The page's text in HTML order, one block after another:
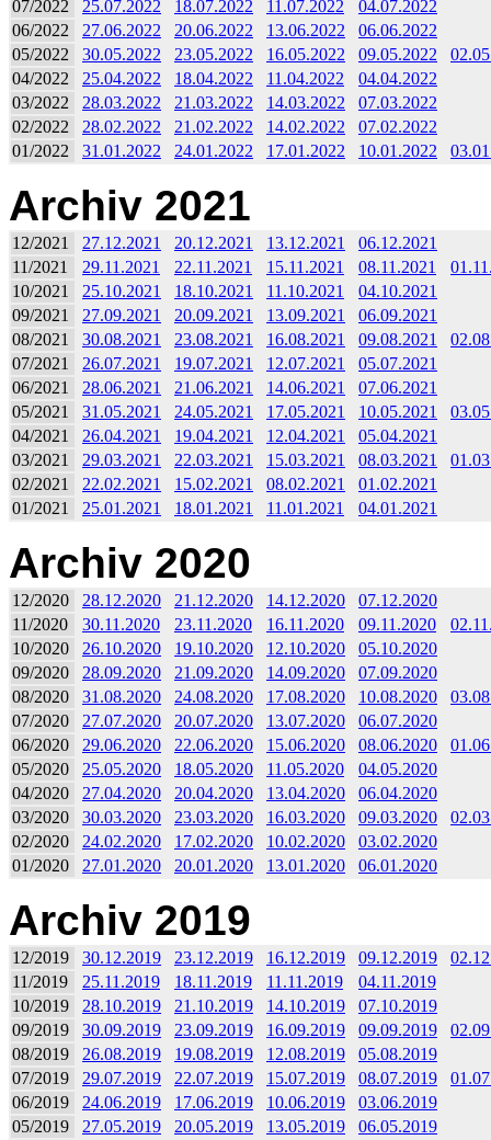
07/2022 25.07.2022 18.07.2022 11.07.2022
04.07.2022
06/2022
27.06.2022 20.06.2022 13.06.2022
06.06.2022
05/2022
30.05.2022 23.05.2022 16.05.2022 09.05.2022
04/2022
25.04.2022 18.04.2022 11.04.2022
04.04.2022
03/2022
28.03.2022 21.03.2022 14.03.2022
07.03.2022
02/2022
28.02.2022 21.02.2022 14.02.2022
07.02.2022
01/2022
31.01.2022 24.01.2022 17.01.2022 10.01.2022
Archiv 2021
12/2021 27.12.2021 20.12.2021 13.12.2021
06.12.2021
11/2021
29.11.2021 22.11.2021 15.11.2021 08.11.2021
10/2021
25.10.2021 18.10.2021 11.10.2021
04.10.2021
09/2021
27.09.2021 20.09.2021 13.09.2021
06.09.2021
08/2021
30.08.2021 23.08.2021 16.08.2021 09.08.2021
07/2021
26.07.2021 19.07.2021 12.07.2021
05.07.2021
06/2021
28.06.2021 21.06.2021 14.06.2021
07.06.2021
05/2021
31.05.2021 24.05.2021 17.05.2021 10.05.2021
04/2021
26.04.2021 19.04.2021 12.04.2021
05.04.2021
03/2021
29.03.2021 22.03.2021 15.03.2021 08.03.2021
02/2021
22.02.2021 15.02.2021 08.02.2021
01.02.2021
01/2021
25.01.2021 18.01.2021 11.01.2021 04.01.2021
Archiv 2020
12/2020 28.12.2020 21.12.2020 14.12.2020
07.12.2020
11/2020
30.11.2020 23.11.2020 16.11.2020 09.11.2020
10/2020
26.10.2020 19.10.2020 12.10.2020
05.10.2020
09/2020
28.09.2020 21.09.2020 14.09.2020
07.09.2020
08/2020
31.08.2020 24.08.2020 17.08.2020 10.08.2020
07/2020
27.07.2020 20.07.2020 13.07.2020
06.07.2020
06/2020
29.06.2020 22.06.2020 15.06.2020 08.06.2020
05/2020
25.05.2020 18.05.2020 11.05.2020
04.05.2020
04/2020
27.04.2020 20.04.2020 13.04.2020
06.04.2020
03/2020
30.03.2020 23.03.2020 16.03.2020 09.03.2020
02/2020
24.02.2020 17.02.2020 10.02.2020
03.02.2020
01/2020
27.01.2020 20.01.2020 13.01.2020 06.01.2020
Archiv 2019
12/2019 30.12.2019 23.12.2019 16.12.2019 09.12.2019
11/2019
25.11.2019 18.11.2019 11.11.2019
04.11.2019
10/2019
28.10.2019 21.10.2019 14.10.2019
07.10.2019
09/2019
30.09.2019 23.09.2019 16.09.2019 09.09.2019
08/2019
26.08.2019 19.08.2019 12.08.2019
05.08.2019
07/2019
29.07.2019 22.07.2019 15.07.2019 08.07.2019
06/2019
24.06.2019 17.06.2019 10.06.2019
03.06.2019
05/2019
27.05.2019 20.05.2019 13.05.2019
06.05.2019